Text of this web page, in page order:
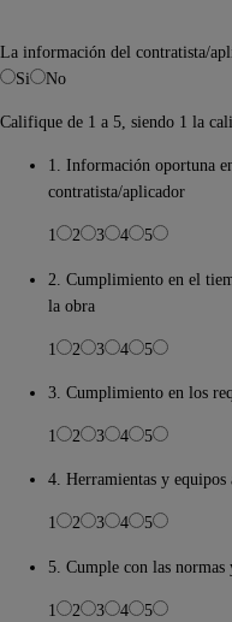
La información del contratista/
Si
No
Califique de 1 a 5, siendo 1 la
1. Información oportuna
contratista/aplicador
1 2 3 4 5
2. Cumplimiento en el
la obra
1 2 3 4 5
3. Cumplimiento en los
1 2 3 4 5
4. Herramientas y equipos
1 2 3 4 5
5. Cumple con las
1 2 3 4 5